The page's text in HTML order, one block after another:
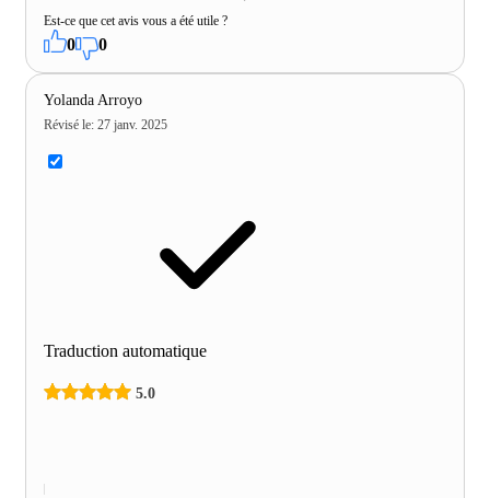
Est-ce que cet avis vous a été utile ?
0 0
Yolanda Arroyo
Révisé le: 27 janv. 2025
Traduction automatique
5.0